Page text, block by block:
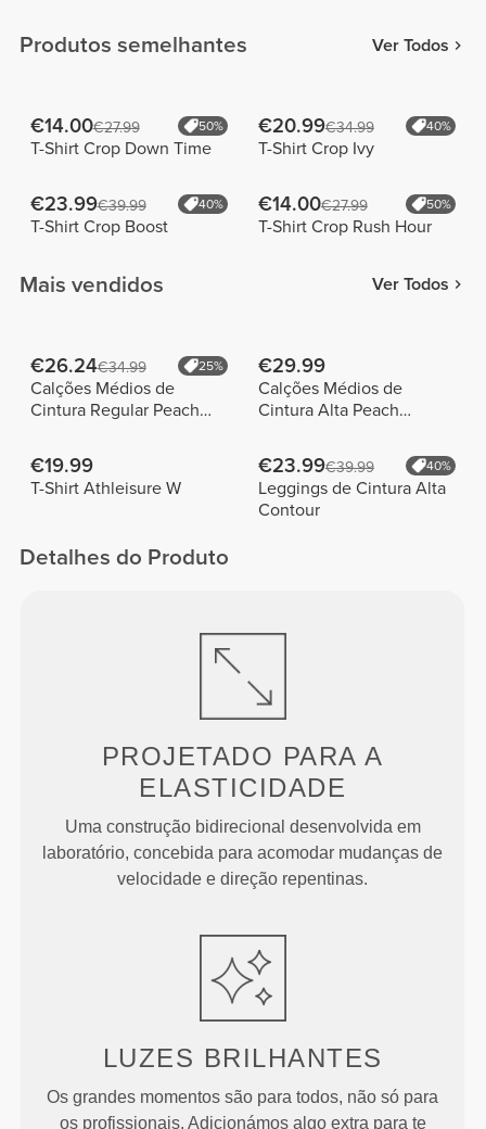
Produtos semelhantes Ver Todos
€14.00€27.99 50%
T-Shirt Crop Down Time
€20.99€34.99 40%
T-Shirt Crop Ivy
€23.99€39.99 40%
T-Shirt Crop Boost
€14.00€27.99 50%
T-Shirt Crop Rush Hour
Mais vendidos Ver Todos
€26.24€34.99 25%
Calções Médios de
Cintura Regular Peach
€29.99
Calções Médios de
Cintura Alta Peach
€19.99
T-Shirt Athleisure W
€23.99€39.99 40%
Leggings de Cintura Alta
Contour
Detalhes do Produto
PROJETADO PARA A
ELASTICIDADE
Uma construção bidirecional desenvolvida em
laboratório, concebida para acomodar mudanças de
velocidade e direção repentinas.
LUZES BRILHANTES
Os grandes momentos são para todos, não só para
os profissionais. Adicionámos algo extra para te